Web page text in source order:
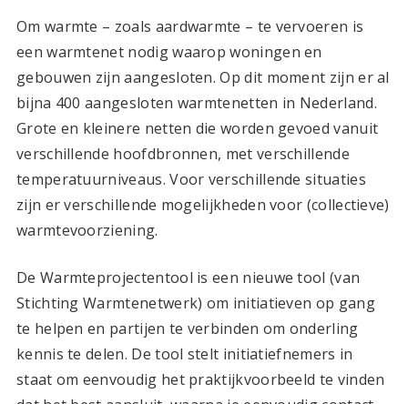
Om warmte – zoals aardwarmte – te vervoeren is
een warmtenet nodig waarop woningen en
gebouwen zijn aangesloten. Op dit moment zijn er al
bijna 400 aangesloten warmtenetten in Nederland.
Grote en kleinere netten die worden gevoed vanuit
verschillende hoofdbronnen, met verschillende
temperatuurniveaus. Voor verschillende situaties
zijn er verschillende mogelijkheden voor (collectieve)
warmtevoorziening.
De Warmteprojectentool is een nieuwe tool (van
Stichting Warmtenetwerk) om initiatieven op gang
te helpen en partijen te verbinden om onderling
kennis te delen. De tool stelt initiatiefnemers in
staat om eenvoudig het praktijkvoorbeeld te vinden